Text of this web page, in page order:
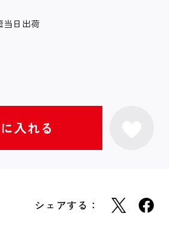
当日出荷
シェアする：